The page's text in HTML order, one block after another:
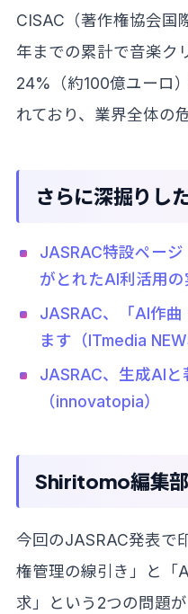
CISAC（著作権協会国
年までの累計で音楽ク
24%（約100億ユーロ
れており、業界全体の
さらに深掘りし
JASRAC特設ペー
がとれたAI利活用の
JASRAC、「AI作
ます（ITmedia
JASRAC、生成AI
（innovatopia）
Shiritomo編集
今回のJASRAC発表で
権管理の線引き」と「
求」という2つの問題